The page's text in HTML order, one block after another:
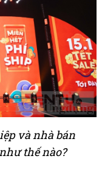
và nhà bán
thế nào?